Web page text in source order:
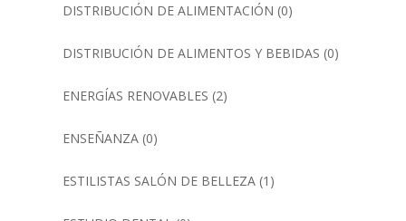
DISTRIBUCIÓN DE ALIMENTACIÓN (0)
DISTRIBUCIÓN DE ALIMENTOS Y BEBIDAS (0)
ENERGÍAS RENOVABLES (2)
ENSEÑANZA(0)
ESTILISTAS SALÓN DE BELLEZA(1)